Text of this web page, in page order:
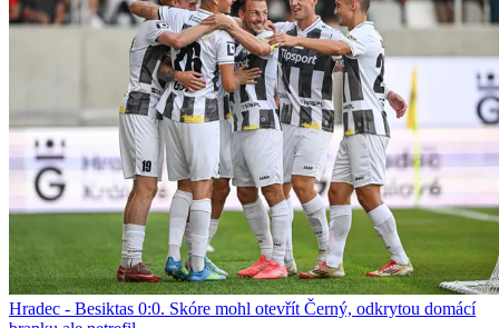
Hradec - Besiktas 0:0. Skóre mohl otevřít Černý, odkrytou domácí